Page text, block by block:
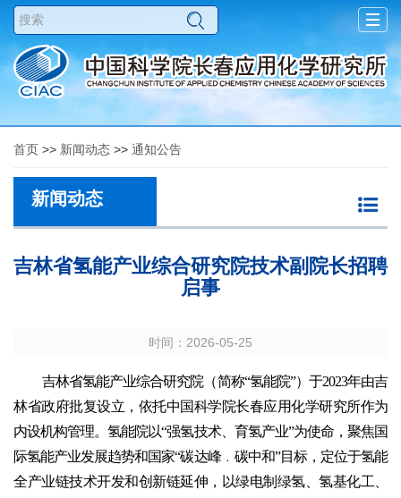
首页 >> 新闻动态 >> 通知公告
新闻动态
吉林省氢能产业综合研究院技术副院长招聘
启事
时间：2026-05-25
吉林省氢能产业综合研究院（简称“氢能院”）于2023年由吉
林省政府批复设立，依托中国科学院长春应用化学研究所作为
内设机构管理。氢能院以“强氢技术、育氢产业”为使命，聚焦国
际氢能产业发展趋势和国家“碳达峰﹒碳中和”目标，定位于氢能
全产业链技术开发和创新链延伸，以绿电制绿氢、氢基化工、